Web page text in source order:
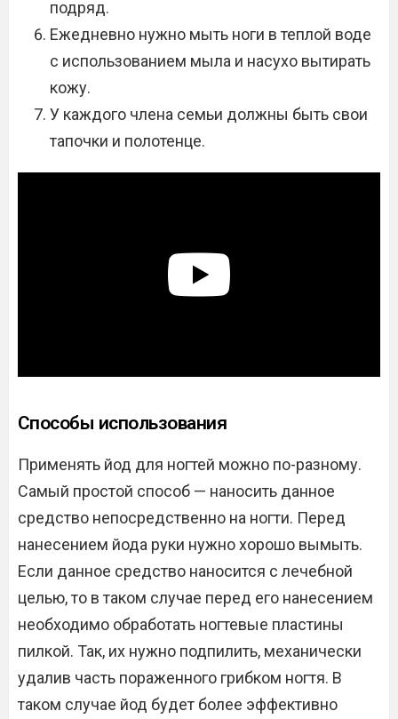
подряд.
Ежедневно нужно мыть ноги в теплой воде
с использованием мыла и насухо вытирать
кожу.
У каждого члена семьи должны быть свои
тапочки и полотенце.
Способы использования
Применять йод для ногтей можно по-разному.
Самый простой способ — наносить данное
средство непосредственно на ногти. Перед
нанесением йода руки нужно хорошо вымыть.
Если данное средство наносится с лечебной
целью, то в таком случае перед его нанесением
необходимо обработать ногтевые пластины
пилкой. Так, их нужно подпилить, механически
удалив часть пораженного грибком ногтя. В
таком случае йод будет более эффективно